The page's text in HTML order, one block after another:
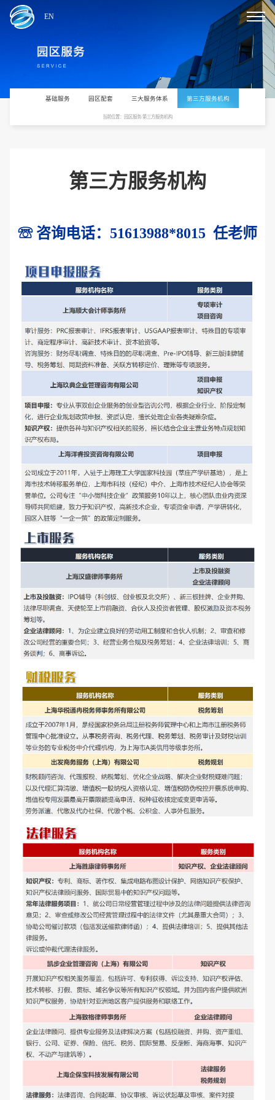
EN
基础服务 园区配套 三大服务体系 第三方服务机构
当前位置：园区服务/第三方服务机构
第三方服务机构
☏咨询电话：51613988*8015 任老师